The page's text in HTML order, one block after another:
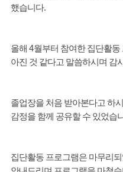
했습니다.
올해 4월부터 참여한 집단활
아진 것 같다고 말씀하시며 감
졸업장을 처음 받아본다고 하
감정을 함께 공유할 수 있었습
집단활동 프로그램은 마무리